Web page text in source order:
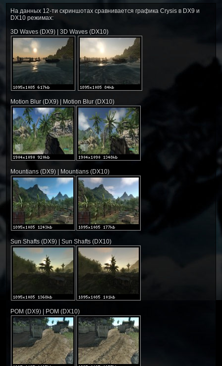
На данных 12-ти скриншотах сравнивается графика Crysis в DX9 и
DX10 режимах:
3D Waves (DX9) | 3D Waves (DX10)
Motion Blur (DX9) | Motion Blur (DX10)
Mountians (DX9) | Mountians (DX10)
Sun Shafts (DX9) | Sun Shafts (DX10)
POM (DX9) | POM (DX10)